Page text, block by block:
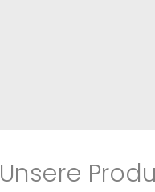
Unsere